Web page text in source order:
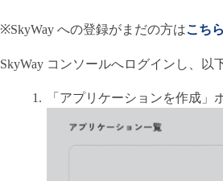
※SkyWay への登録がまだの方はこちら
SkyWay コンソールへログインし、以
「アプリケーションを作成」